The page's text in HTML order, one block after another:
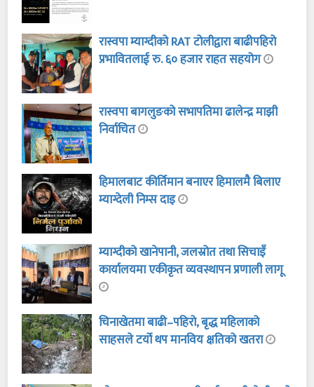
रास्वपा म्याग्दीको RAT टोलीद्वारा बाढीपहिरो
प्रभावितलाई रु. ६० हजार राहत सहयोग
रास्वपा बागलुङको सभापतिमा ढालेन्द्र माझी
निर्वाचित
हिमालबाट कीर्तिमान बनाएर हिमालमै बिलाए
म्याग्देली निम्स दाइ
म्याग्दीको खानेपानी, जलस्रोत तथा सिचाइँ
कार्यालयमा एकीकृत व्यवस्थापन प्रणाली लागू
चिनाखेतमा बाढी–पहिरो, बृद्ध महिलाको
साहसले टर्यो थप मानविय क्षतिको खतरा